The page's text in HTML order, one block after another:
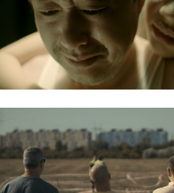
MEI – MIRAGE / MEI –
TEREPSZEMLE /